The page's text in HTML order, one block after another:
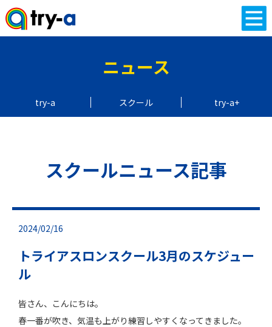
ニュース
try-a スクール try-a+
スクールニュース記事
2024/02/16
トライアスロンスクール3月のスケジュー
ル
皆さん、こんにちは。
春一番が吹き、気温も上がり練習しやすくなってきました。